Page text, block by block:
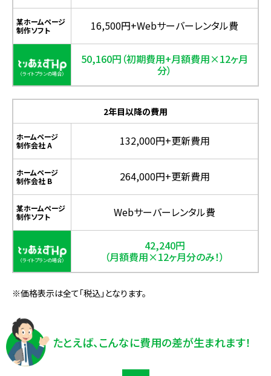
某ホームページ
制作ソフト
16,500円+Webサーバーレンタル費
50,160円（初期費用+月額費用×12ヶ月
分）
2年目以降の費用
ホームページ
制作会社 A
132,000円+更新費用
ホームページ
制作会社 B
264,000円+更新費用
某ホームページ
制作ソフト
Webサーバーレンタル費
42,240円
（月額費用×12ヶ月分のみ！）
※価格表示は全て「税込」となります。
たとえば、こんなに費用の差が生まれます！